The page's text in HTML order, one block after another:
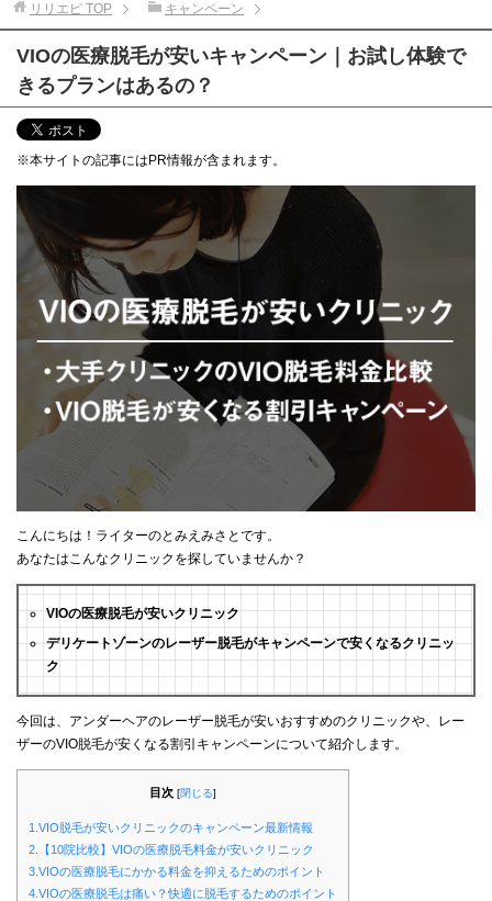
リリエピ TOP キャンペーン
VIOの医療脱毛が安いキャンペーン｜お試し体験で
きるプランはあるの？
※本サイトの記事にはPR情報が含まれます。
こんにちは！ライターのとみえみさとです。
あなたはこんなクリニックを探していませんか？
VIOの医療脱毛が安いクリニック
デリケートゾーンのレーザー脱毛がキャンペーンで安くなるクリニッ
ク
今回は、アンダーヘアのレーザー脱毛が安いおすすめのクリニックや、レー
ザーのVIO脱毛が安くなる割引キャンペーンについて紹介します。
目次 [閉じる]
1.VIO脱毛が安いクリニックのキャンペーン最新情報
2.【10院比較】VIOの医療脱毛料金が安いクリニック
3.VIOの医療脱毛にかかる料金を抑えるためのポイント
4.VIOの医療脱毛は痛い？快適に脱毛するためのポイント